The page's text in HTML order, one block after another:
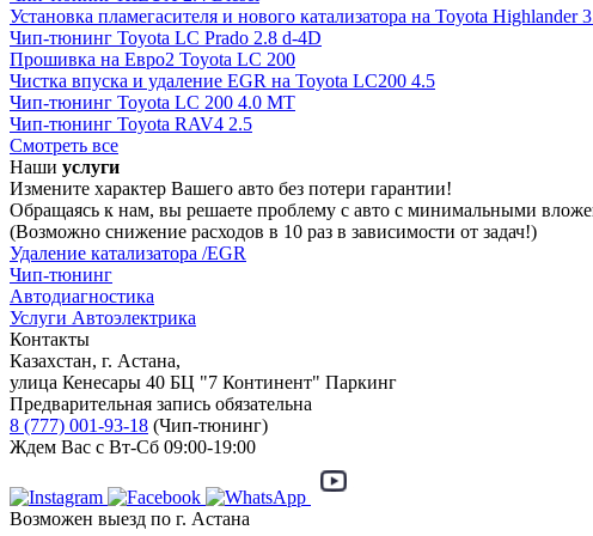
Установка пламегасителя и нового катализатора на Toyota Highlander
Чип-тюнинг Toyota LC Prado 2.8 d-4D
Прошивка на Евро2 Toyota LC 200
Чистка впуска и удаление EGR на Toyota LC200 4.5
Чип-тюнинг Toyota LC 200 4.0 MT
Чип-тюнинг Toyota RAV4 2.5
Смотреть все
Наши услуги
Измените характер Вашего авто без потери гарантии!
Обращаясь к нам, вы решаете проблему с авто с минимальными
(Возможно снижение расходов в 10 раз в зависимости от задач!)
Удаление катализатора /EGR
Чип-тюнинг
Автодиагностика
Услуги Автоэлектрика
Контакты
Казахстан, г. Астана,
улица Кенесары 40 БЦ "7 Континент" Паркинг
Предварительная запись обязательна
8 (777) 001-93-18 (Чип-тюнинг)
Ждем Вас с Вт-Сб 09:00-19:00
Возможен выезд по г. Астана